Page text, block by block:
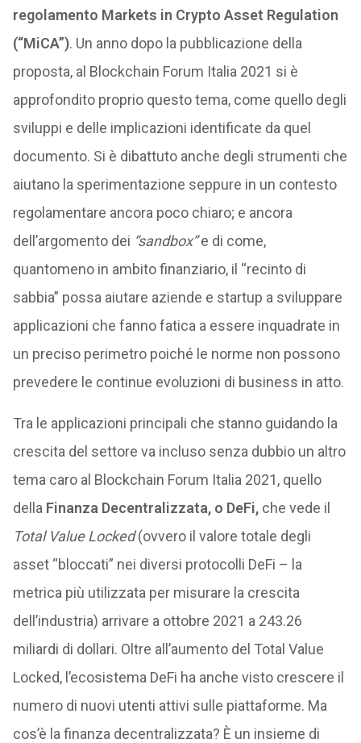
regolamento Markets in Crypto Asset Regulation
(“MiCA”). Un anno dopo la pubblicazione della
proposta, al Blockchain Forum Italia 2021 si è
approfondito proprio questo tema, come quello degli
sviluppi e delle implicazioni identificate da quel
documento. Si è dibattuto anche degli strumenti che
aiutano la sperimentazione seppure in un contesto
regolamentare ancora poco chiaro; e ancora
dell’argomento dei “sandbox”e di come,
quantomeno in ambito finanziario, il “recinto di
sabbia” possa aiutare aziende e startup a sviluppare
applicazioni che fanno fatica a essere inquadrate in
un preciso perimetro poiché le norme non possono
prevedere le continue evoluzioni di business in atto.
Tra le applicazioni principali che stanno guidando la
crescita del settore va incluso senza dubbio un altro
tema caro al Blockchain Forum Italia 2021, quello
della Finanza Decentralizzata, o DeFi, che vede il
Total Value Locked(ovvero il valore totale degli
asset “bloccati” nei diversi protocolli DeFi – la
metrica più utilizzata per misurare la crescita
dell’industria) arrivare a ottobre 2021 a 243.26
miliardi di dollari. Oltre all’aumento del Total Value
Locked, l’ecosistema DeFi ha anche visto crescere il
numero di nuovi utenti attivi sulle piattaforme. Ma
cos’è la finanza decentralizzata? È un insieme di